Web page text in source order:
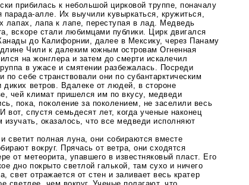
прибилась к небольшой цирковой труппе, поначалу
парада-алле. Их выучили кувыркаться, кружиться,
лапах, лапа к лапе, переступая в лад. Медведь
вскоре стали любимцами публики. Цирк двигался
до Калифорнии, далее в Мексику, через Панаму
Чили к далеким южным островам Огненная
на жонглера и затем до смерти искалечил
в ужасе и смятении разбежалась. Посреди
себе странствовали они по субантарктическим
ветров. Вдалеке от людей, в стороне
чей климат пришелся им по вкусу, медведи
пока, поколение за поколением, не заселили весь
спустя семьдесят лет, когда ученые наконец
оказалось, что все медведи исполняют
светит полная луна, они собираются вместе
вокруг. Прячась от ветра, они сходятся
от метеорита, упавшего в известняковый пласт. Его
дно покрыто светлой галькой, там сухо и ничего
свет отражается от стен и заливает весь кратер